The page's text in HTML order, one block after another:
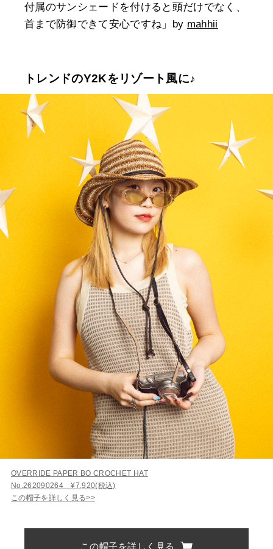
付属のサンシェードを付けると頭だけでなく、
首まで防御できて安心ですね」by mahhii
トレンドのY2Kをリゾート風に♪
OVERRIDE PAPER BO CROCHET HAT
No.262090264 ¥7,920(税込)
この帽子を詳しく見る>>
この帽子を詳しく見る